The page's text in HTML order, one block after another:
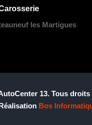
les Martigues
13. Tous droits
Bos